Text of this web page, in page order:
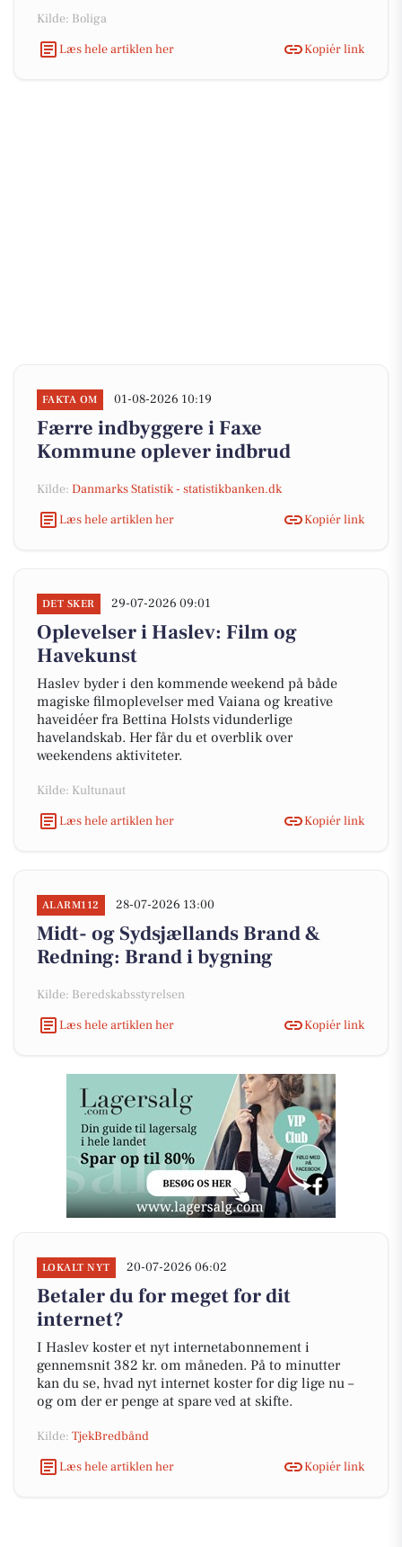
Kilde: Boliga
Læs hele artiklen her
Kopiér link
FAKTA OM 01-08-2026 10:19
Færre indbyggere i Faxe
Kommune oplever indbrud
Kilde: Danmarks Statistik - statistikbanken.dk
Læs hele artiklen her
Kopiér link
DET SKER 29-07-2026 09:01
Oplevelser i Haslev: Film og
Havekunst
Haslev byder i den kommende weekend på både
magiske filmoplevelser med Vaiana og kreative
haveidéer fra Bettina Holsts vidunderlige
havelandskab. Her får du et overblik over
weekendens aktiviteter.
Kilde: Kultunaut
Læs hele artiklen her
Kopiér link
ALARM112 28-07-2026 13:00
Midt- og Sydsjællands Brand &
Redning: Brand i bygning
Kilde: Beredskabsstyrelsen
Læs hele artiklen her
Kopiér link
LOKALT NYT 20-07-2026 06:02
Betaler du for meget for dit
internet?
I Haslev koster et nyt internetabonnement i
gennemsnit 382 kr. om måneden. På to minutter
kan du se, hvad nyt internet koster for dig lige nu –
og om der er penge at spare ved at skifte.
Kilde: TjekBredbånd
Læs hele artiklen her
Kopiér link